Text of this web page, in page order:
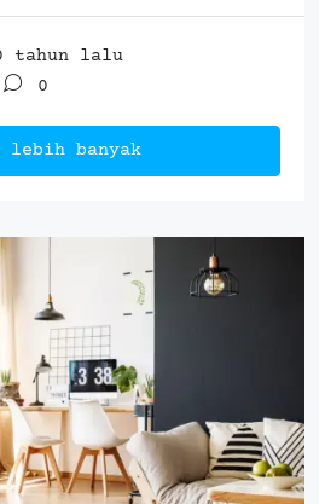
tahun lalu
0
lebih banyak